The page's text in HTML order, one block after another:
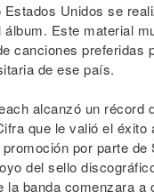
Estados Unidos se
álbum. Este material
canciones preferidas
de ese país.
alcanzó un récord
que le valió el éxito
por parte de
del sello
la banda comenzara a